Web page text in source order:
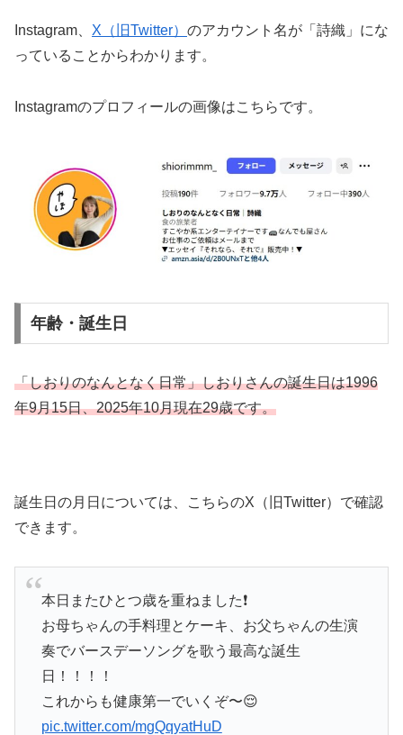
Instagram、 X（旧Twitter） のアカウント名が「詩織」にな
っていることからわかります。
Instagramのプロフィールの画像はこちらです。
年齢・誕生日
「しおりのなんとなく日常」しおりさんの誕生日は1996
年9月15日、2025年10月現在29歳です。
誕生日の月日については、こちらのX（旧Twitter）で確認
できます。
本日またひとつ歳を重ねました❗️
お母ちゃんの手料理とケーキ、お父ちゃんの生演
奏でバースデーソングを歌う最高な誕生
日！！！！
これからも健康第一でいくぞ〜😌
pic.twitter.com/mgQqyatHuD